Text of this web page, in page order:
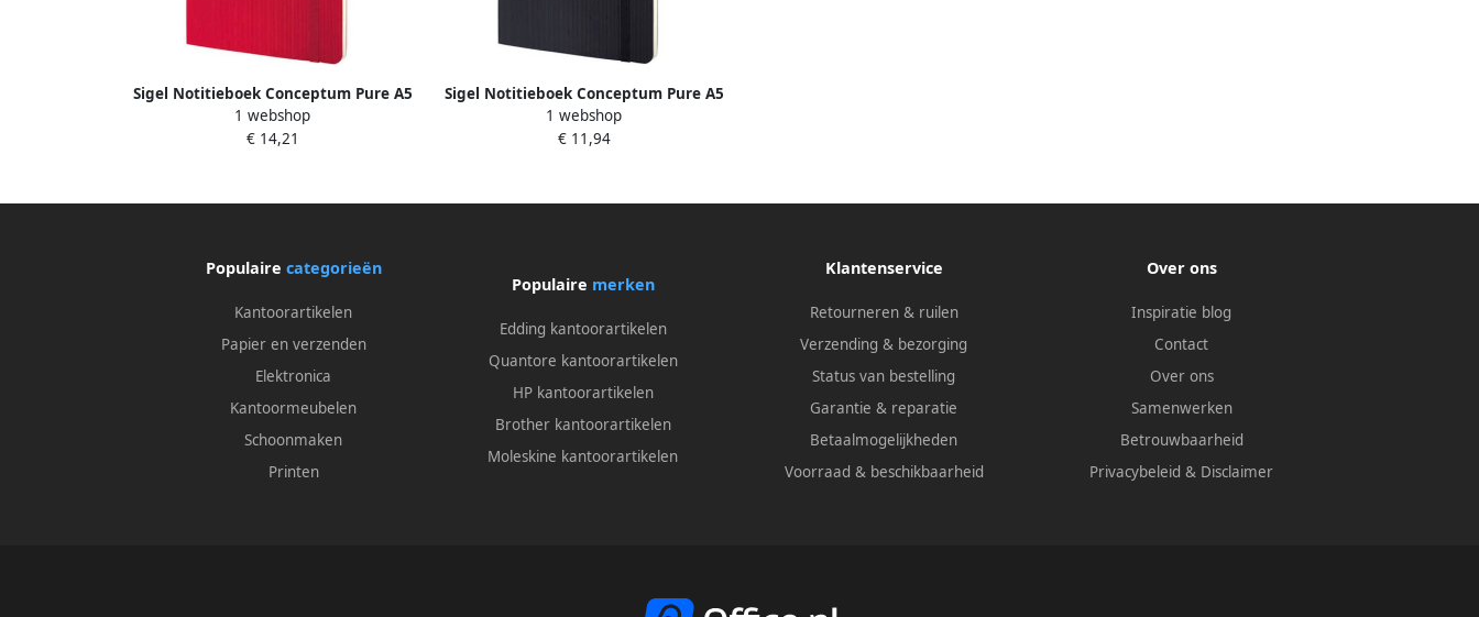
Sigel Notitieboek Conceptum Pure A5
rood 5mm ruit softcover. Genummerde
pagina's inhoudsopgave sluiting
1 webshop
€ 14,21
Sigel Notitieboek Conceptum Pure A5
zwart gelinieerd softcover.
Genummerde pagina's inhoudsopgave
1 webshop
€ 11,94
Populaire categorieën
Kantoorartikelen
Papier en verzenden
Elektronica
Kantoormeubelen
Schoonmaken
Printen
Populaire merken
Edding kantoorartikelen
Quantore kantoorartikelen
HP kantoorartikelen
Brother kantoorartikelen
Moleskine kantoorartikelen
Klantenservice
Retourneren & ruilen
Verzending & bezorging
Status van bestelling
Garantie & reparatie
Betaalmogelijkheden
Voorraad & beschikbaarheid
Over ons
Inspiratie blog
Contact
Over ons
Samenwerken
Betrouwbaarheid
Privacybeleid & Disclaimer